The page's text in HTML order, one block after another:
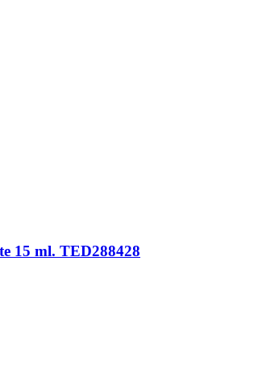
15 ml. TED288428